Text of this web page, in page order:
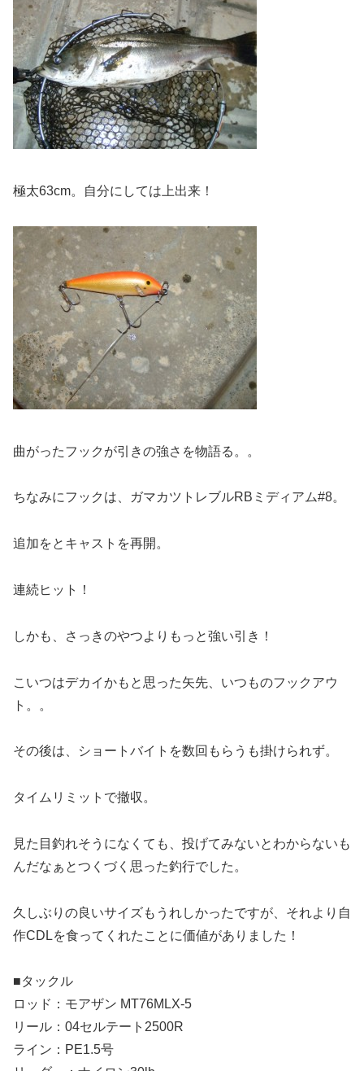
極太63cm。自分にしては上出来！
曲がったフックが引きの強さを物語る。。
ちなみにフックは、ガマカツトレブルRBミディアム#8。
追加をとキャストを再開。
連続ヒット！
しかも、さっきのやつよりもっと強い引き！
こいつはデカイかもと思った矢先、いつものフックアウ
ト。。
その後は、ショートバイトを数回もらうも掛けられず。
タイムリミットで撤収。
見た目釣れそうになくても、投げてみないとわからないも
んだなぁとつくづく思った釣行でした。
久しぶりの良いサイズもうれしかったですが、それより自
作CDLを食ってくれたことに価値がありました！
■タックル
ロッド：モアザン MT76MLX-5
リール：04セルテート2500R
ライン：PE1.5号